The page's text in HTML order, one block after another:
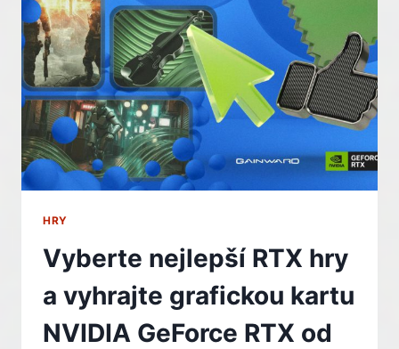
MACHINE.
CHCE
OPEN-
SOURCE
OVLADAČE
HRY
Vyberte nejlepší RTX hry
a vyhrajte grafickou kartu
NVIDIA GeForce RTX od